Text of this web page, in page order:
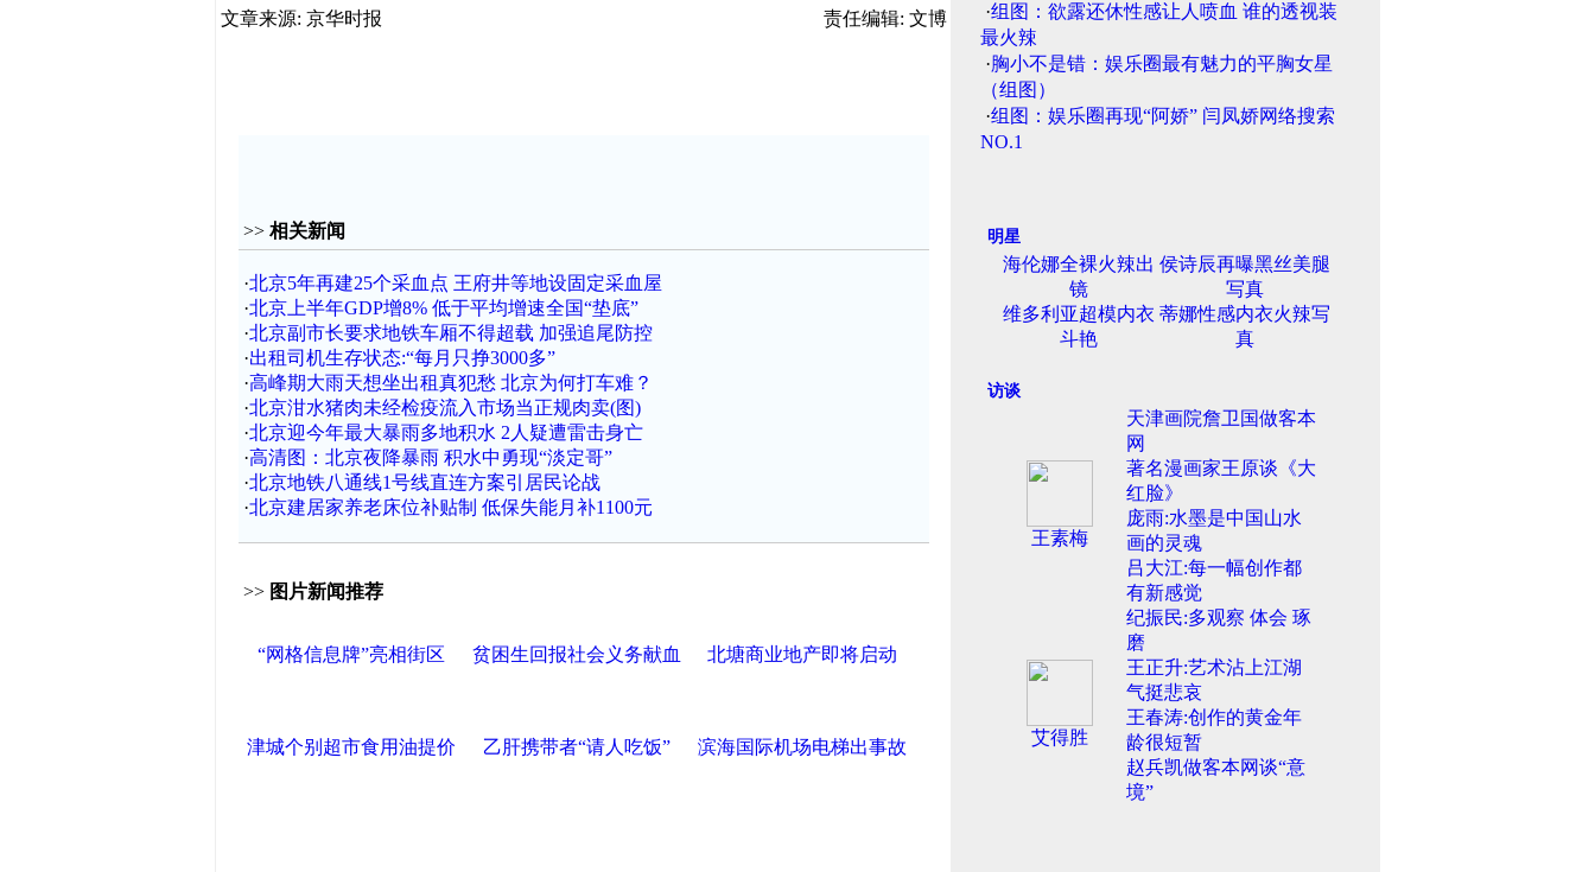
文章来源: 京华时报 责任编辑: 文博
>> 相关新闻
·北京5年再建25个采血点 王府井等地设固定采血屋
·北京上半年GDP增8% 低于平均增速全国“垫底”
·北京副市长要求地铁车厢不得超载 加强追尾防控
·出租司机生存状态:“每月只挣3000多”
·高峰期大雨天想坐出租真犯愁 北京为何打车难？
·北京泔水猪肉未经检疫流入市场当正规肉卖(图)
·北京迎今年最大暴雨多地积水 2人疑遭雷击身亡
·高清图：北京夜降暴雨 积水中勇现“淡定哥”
·北京地铁八通线1号线直连方案引居民论战
·北京建居家养老床位补贴制 低保失能月补1100元
>> 图片新闻推荐
“网格信息牌”亮相街区 贫困生回报社会义务献血 北塘商业地产即将启动
津城个别超市食用油提价 乙肝携带者“请人吃饭” 滨海国际机场电梯出事故
·组图：欲露还休性感让人喷血 谁的透视装
最火辣
·胸小不是错：娱乐圈最有魅力的平胸女星
（组图）
·组图：娱乐圈再现“阿娇” 闫凤娇网络搜索
NO.1
明星
海伦娜全裸火辣出
镜
侯诗辰再曝黑丝美腿
写真
维多利亚超模内衣
斗艳
蒂娜性感内衣火辣写
真
访谈
王素梅
天津画院詹卫国做客本
网
著名漫画家王原谈《大
红脸》
庞雨:水墨是中国山水
画的灵魂
吕大江:每一幅创作都
有新感觉
艾得胜
纪振民:多观察 体会 琢
磨
王正升:艺术沾上江湖
气挺悲哀
王春涛:创作的黄金年
龄很短暂
赵兵凯做客本网谈“意
境”